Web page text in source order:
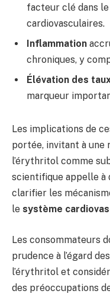
facteur clé dans
cardiovasculaires.
Inflammation
chroniques, y
Élévation des
marqueur
Les implications de
portée, invitant à une
l’érythritol comme
scientifique appelle à
clarifier les
le système
Les consommateurs
prudence à l’égard
l’érythritol et
des préoccupations